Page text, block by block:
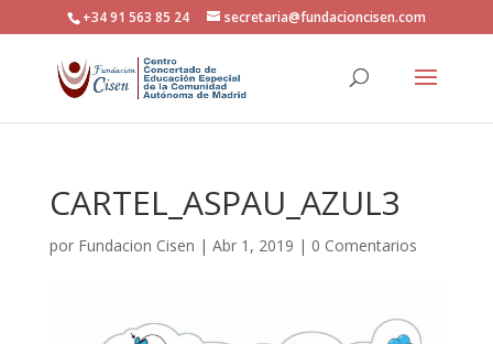
+34 91 563 85 24 secretaria@fundacioncisen.com
CARTEL_ASPAU_AZUL3
por Fundacion Cisen | Abr 1, 2019 | 0 Comentarios